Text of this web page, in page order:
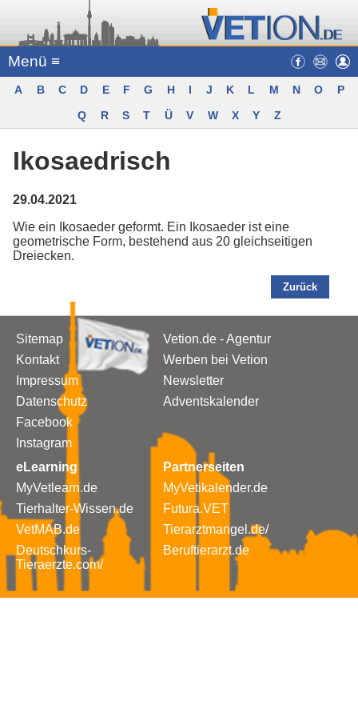
Menü ≡
A B C D E F G H I J K L M N O
P
Q
R S T Ü V W X Y Z
Ikosaedrisch
29.04.2021
Wie ein Ikosaeder geformt. Ein Ikosaeder ist eine
geometrische Form, bestehend aus 20 gleichseitigen
Dreiecken.
Zurück
Sitemap
Kontakt
Impressum
Datenschutz
Facebook
Instagram
Vetion.de - Agentur
Werben bei Vetion
Newsletter
Adventskalender
eLearning
MyVetlearn.de
Tierhalter-Wissen.de
VetMAB.de
Deutschkurs-
Tieraerzte.com/
Partnerseiten
MyVetikalender.de
Futura.VET
Tierarztmangel.de/
Beruftierarzt.de